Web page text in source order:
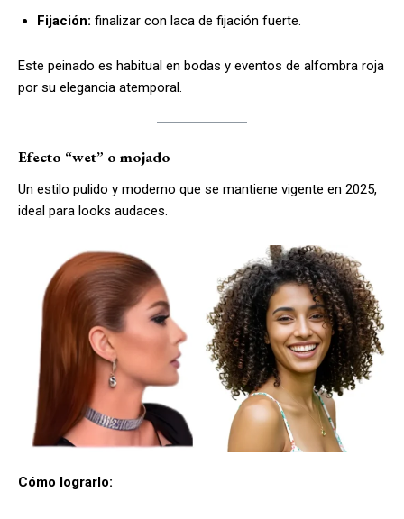
Fijación: finalizar con laca de fijación fuerte.
Este peinado es habitual en bodas y eventos de alfombra roja
por su elegancia atemporal.
Efecto “wet” o mojado
Un estilo pulido y moderno que se mantiene vigente en 2025,
ideal para looks audaces.
Cómo lograrlo: